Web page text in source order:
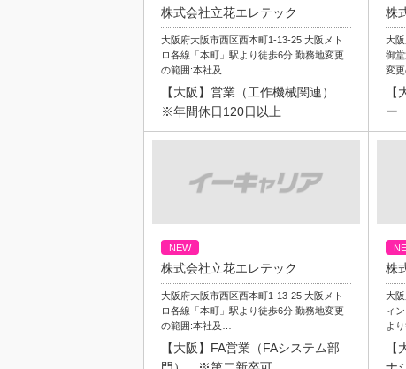
株式会社立花エレテック
大阪府大阪市西区西本町1-13-25 大阪メト
ロ各線「本町」駅より徒歩6分 勤務地変更
の範囲:本社及…
【大阪】営業（工作機械関連）
※年間休日120日以上
株
大
御
変
ー
NEW
株式会社立花エレテック
大阪府大阪市西区西本町1-13-25 大阪メト
ロ各線「本町」駅より徒歩6分 勤務地変更
の範囲:本社及…
【大阪】FA営業（FAシステム部
株
大
ィ
よ